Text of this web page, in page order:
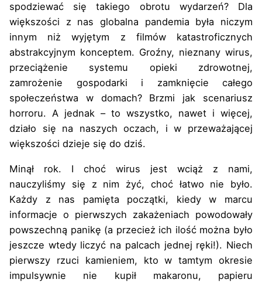
spodziewać się takiego obrotu wydarzeń? Dla
większości z nas globalna pandemia była niczym
innym niż wyjętym z filmów katastroficznych
abstrakcyjnym konceptem. Groźny, nieznany wirus,
przeciążenie systemu opieki zdrowotnej,
zamrożenie gospodarki i zamknięcie całego
społeczeństwa w domach? Brzmi jak scenariusz
horroru. A jednak – to wszystko, nawet i więcej,
działo się na naszych oczach, i w przeważającej
większości dzieje się do dziś.
Minął rok. I choć wirus jest wciąż z nami,
nauczyliśmy się z nim żyć, choć łatwo nie było.
Każdy z nas pamięta początki, kiedy w marcu
informacje o pierwszych zakażeniach powodowały
powszechną panikę (a przecież ich ilość można było
jeszcze wtedy liczyć na palcach jednej ręki!). Niech
pierwszy rzuci kamieniem, kto w tamtym okresie
impulsywnie nie kupił makaronu, papieru